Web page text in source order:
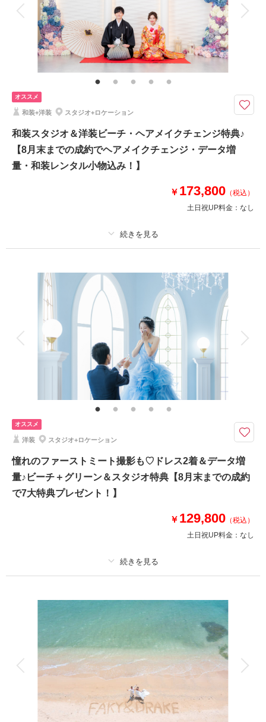
衣装追加 挙式
家族と撮影 家族用衣装レンタル ペットと撮影
その他含むもの
ビーチ申請料金、写真補正(色調整)、アテンド、■7大特典1.ドレス1着追加
2.撮影データ増量 3.グリーンロケ撮影 4.スタジオ1シーン撮影5.アップグレ
ードアクセサリー 6.アップグレードブーケ 7.ブーケレンタル２つ目
ドレス2着＋スタジオ撮影＋200データのプランが10万円以下♩アテンド＆
いまだけ【7大特典プレゼント】
1.ドレス1着追加
2.データ100枚追加
撮影日：
2026年6月29日
撮影場所：
美々ビーチ （沖縄）
相談予約する
来店・オンライン を確認する
オススメ
和装+洋装 スタジオ+ロケーション
和装スタジオ＆洋装ビーチ・ヘアメイクチェンジ特典♪
【8月末までの成約でヘアメイクチェンジ・データ増
量・和装レンタル小物込み！】
￥ 173,800 （税込）
土日祝UP料金： なし
撮影料 新婦衣装2着 新郎衣装2着
ヘアメイク 小物一式
データ 200 カット 台紙付写真
衣装追加 会食
家族と撮影 家族用衣装レンタル ペットと撮影
その他含むもの
スタジオ使用料、ビーチ・ロケ地申請料金、写真補正(色調整)、アテンド■7
大特典,データ増量 ,グリーンロケ撮影 ,アップグレードアクセ・ブーケ,ブー
ケチェンジ,新婦様ヘアセット＆メイク＆アクセサリー 和装・洋装2パター
ン ,補正用小物
和装もビーチの撮影も楽しめる沖縄ならではのプラン♪今ならヘアチェン
ジ、和装レンタル品無料などうれしい7大特典プレゼント中！
和装スタジオと洋装ビーチがセットになったプランが新登場！ヘアチェンジ
も込みで2スタイル楽しめるお得で充実した内容に。
和装は伝統的なデザインに加え新和装もご用意♪
相談予約する
来店・オンライン
撮影日の空き
を確認する
オススメ
洋装 スタジオ+ロケーション
憧れのファーストミート撮影も♡ドレス2着＆データ増
量♪ビーチ＋グリーン＆スタジオ特典【8月末までの成約
で7大特典プレゼント！】
￥ 129,800 （税込）
土日祝UP料金： なし
新郎衣装1着
小物一式
アルバム データ 200 カット 台紙付写真
挙式
家族と撮影 家族用衣装レンタル ペットと撮影
その他含むもの
写真補正(色調整)、アテンド、ビーチ申請料、■7大特典1.ドレス1着目追加,